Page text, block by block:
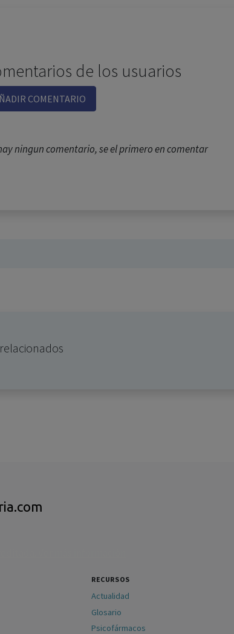
de los usuarios
COMENTARIO
ningun comentario, se el primero en comentar
RECURSOS
Actualidad
Glosario
Psicofármacos